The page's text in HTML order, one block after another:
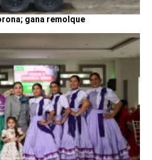
gana remolque